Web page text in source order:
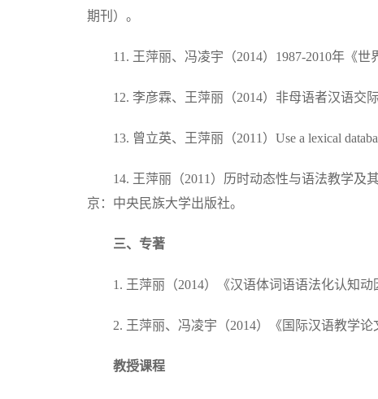
期刊）。
11. 王萍丽、冯凌宇（2014）1987-2010年《
12. 李彦霖、王萍丽（2014）非母语者汉语交
13. 曾立英、王萍丽（2011）Use a lexical
14. 王萍丽（2011）历时动态性与语法教学
京：中央民族大学出版社。
三、专著
1. 王萍丽（2014）《汉语体词语语法化认知
2. 王萍丽、冯凌宇（2014）《国际汉语教学
教授课程